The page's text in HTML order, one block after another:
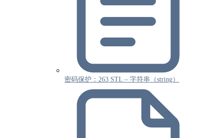
密码保护：263 STL – 字符串（string）